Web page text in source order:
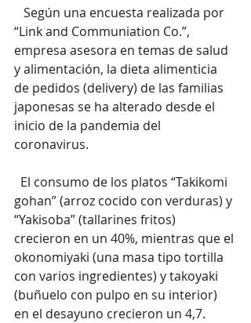
“Link and Communiation Co.”,
empresa asesora en temas de salud
y alimentación, la dieta alimenticia
de pedidos (delivery) de las familias
japonesas se ha alterado desde el
inicio de la pandemia del
coronavirus.
gohan” (arroz cocido con verduras) y
“Yakisoba” (tallarines fritos)
crecieron en un 40%, mientras que el
okonomiyaki (una masa tipo tortilla
con varios ingredientes) y takoyaki
(buñuelo con pulpo en su interior)
en el desayuno crecieron un 4,7.